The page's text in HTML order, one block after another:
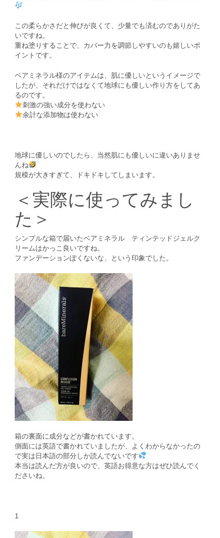
この柔らかさだと伸びが良くて、少量でも済むのでありがた
いですね。
重ね塗りすることで、カバー力を調節しやすいのも嬉しいポ
イントです。
ベアミネラル様のアイテムは、肌に優しいというイメージで
したが、それだけではなくて地球にも優しい作り方をしてあ
るのです。
刺激の強い成分を使わない
余計な添加物は使わない
地球に優しいのでしたら、当然肌にも優しいに違いありませ
んね
規模が大きすぎて、ドキドキしてしまいます。
＜実際に使ってみまし
た＞
シンプルな箱で届いたベアミネラル ティンテッドジェルク
リームはかっこ良いですね。
ファンデーションぽくないな、という印象でした。
箱の裏面に成分などが書かれています。
側面には英語で書かれていましたが、よくわからなかったの
で実は日本語の部分しか読んでないです
本当は読んだ方が良いので、英語お得意な方はぜひ読んでく
ださいね。
1